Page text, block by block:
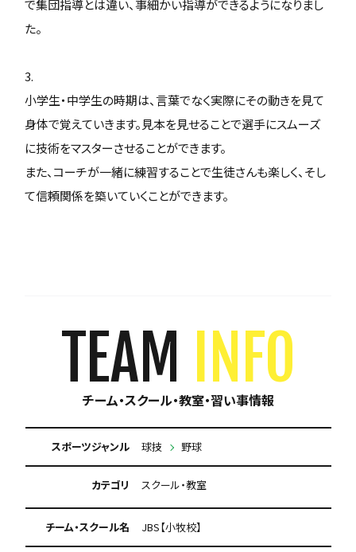
で集団指導とは違い、事細かい指導ができるようになりまし
た。
3.
小学生・中学生の時期は、言葉でなく実際にその動きを見て
身体で覚えていきます。見本を見せることで選手にスムーズ
に技術をマスターさせることができます。
また、コーチが一緒に練習することで生徒さんも楽しく、そし
て信頼関係を築いていくことができます。
TEAM INFO
チーム・スクール・教室・習い事情報
スポーツジャンル 球技 野球
カテゴリ スクール・教室
チーム・スクール名 JBS【小牧校】